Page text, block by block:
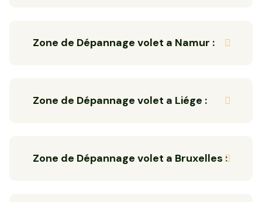
Zone de Dépannage volet a Namur :
Zone de Dépannage volet a Liége :
Zone de Dépannage volet a Bruxelles :